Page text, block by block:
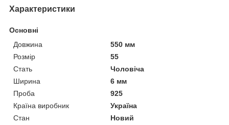
Характеристики
Основні
Довжина
550 мм
Розмір
55
Стать
Чоловіча
Ширина
6 мм
Проба
925
Країна виробник
Україна
Стан
Новий